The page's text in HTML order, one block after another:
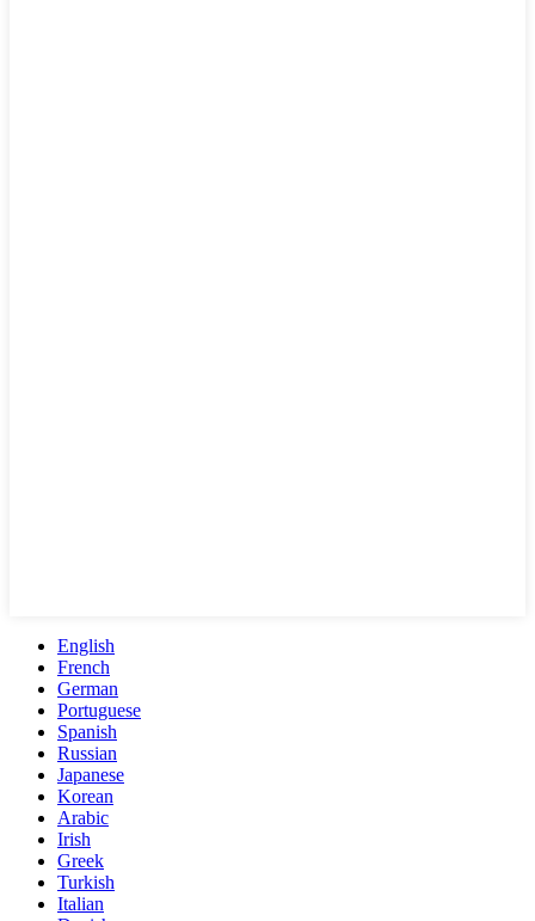
English
French
German
Portuguese
Spanish
Russian
Japanese
Korean
Arabic
Irish
Greek
Turkish
Italian